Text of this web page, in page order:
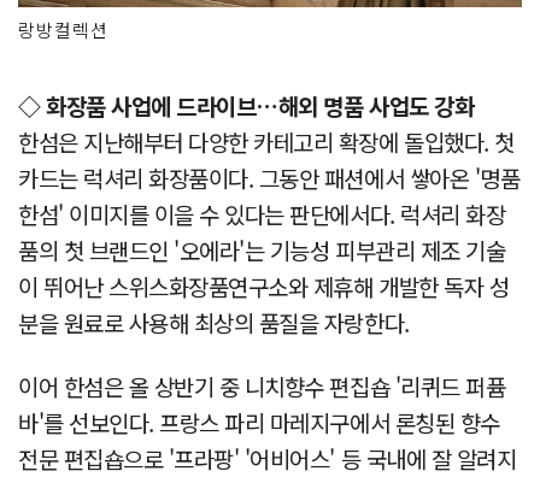
랑방컬렉션
◇ 화장품 사업에 드라이브…해외 명품 사업도 강화
한섬은 지난해부터 다양한 카테고리 확장에 돌입했다. 첫
카드는 럭셔리 화장품이다. 그동안 패션에서 쌓아온 '명품
한섬' 이미지를 이을 수 있다는 판단에서다. 럭셔리 화장
품의 첫 브랜드인 '오에라'는 기능성 피부관리 제조 기술
이 뛰어난 스위스화장품연구소와 제휴해 개발한 독자 성
분을 원료로 사용해 최상의 품질을 자랑한다.
이어 한섬은 올 상반기 중 니치향수 편집숍 '리퀴드 퍼퓸
바'를 선보인다. 프랑스 파리 마레지구에서 론칭된 향수
전문 편집숍으로 '프라팡' '어비어스' 등 국내에 잘 알려지